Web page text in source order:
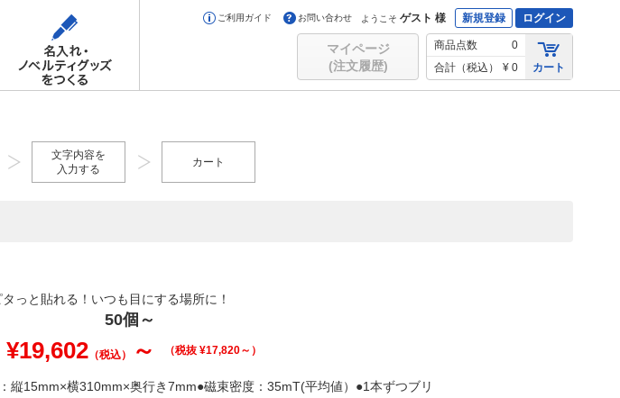
ご利用ガイド お問い合わせ ようこそ ゲスト 様 新規登録 ログイン
マイページ
(注文履歴)
商品点数
0
合計（税込）
¥ 0 カート
文字内容を
入力する
カート
っと貼れる！いつも目にする場所に！
50個 ～
¥19,602 （税込） ～ （税抜 ¥17,820～）
縦15mm×横310mm×奥行き7mm●磁束密度：35mT(平均値）●1本ずつブリ